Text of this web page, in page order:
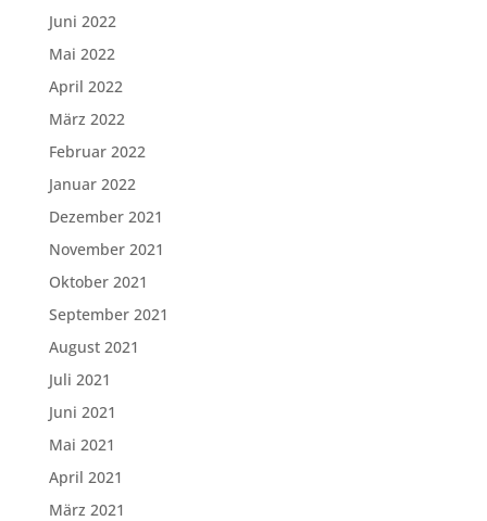
Juni 2022
Mai 2022
April 2022
März 2022
Februar 2022
Januar 2022
Dezember 2021
November 2021
Oktober 2021
September 2021
August 2021
Juli 2021
Juni 2021
Mai 2021
April 2021
März 2021